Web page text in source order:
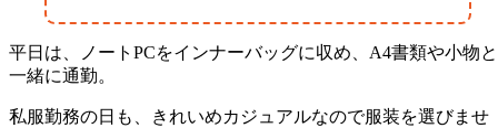
平日は、ノートPCをインナーバッグに収め、A4書類や小物と
一緒に通勤。
私服勤務の日も、きれいめカジュアルなので服装を選びませ